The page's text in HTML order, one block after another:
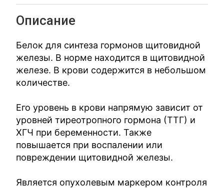
Описание
Белок для синтеза гормонов щитовидной
железы. В норме находится в щитовидной
железе. В крови содержится в небольшом
количестве.
Его уровень в крови напрямую зависит от
уровней тиреотропного гормона (ТТГ) и
ХГЧ при беременности. Также
повышается при воспалении или
повреждении щитовидной железы.
Является опухолевым маркером контроля